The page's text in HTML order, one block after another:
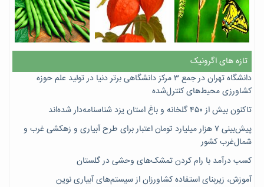
تازه های اگرونیک
دانشگاه تهران در جمع ۳ مرکز دانشگاهی برتر دنیا در تولید علم حوزه
کشاورزی محیط‌های کنترل‌شده
تاکنون بیش از ۴۵۰ گلخانه و باغ استان یزد شناسنامه‌دار شده‌اند
پیش‌بینی ۷‌ هزار میلیارد تومان اعتبار برای طرح آبیاری و زهکشی غرب و
شمال‌غرب کشور
کسب درآمد با رام کردن تمشک‌های وحشی در گلستان
آموزش، زیربنای استفاده کشاورزان از سیستم‌های آبیاری نوین